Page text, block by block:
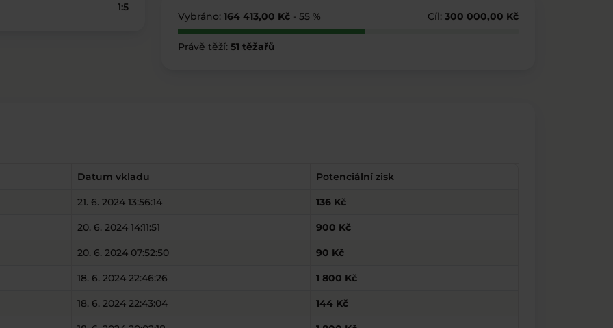
1:5
Vybráno: 164 413,00 Kč - 55 % Cíl: 300 000,00 Kč
Právě těží: 51 těžařů
Datum vkladu Potenciální zisk
21. 6. 2024 13:56:14 136 Kč
20. 6. 2024 14:11:51 900 Kč
20. 6. 2024 07:52:50 90 Kč
18. 6. 2024 22:46:26 1 800 Kč
18. 6. 2024 22:43:04 144 Kč